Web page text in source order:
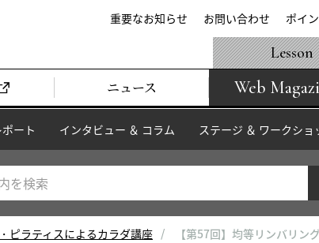
重要なお知らせ お問い合わせ ポイ
ニュース Web
Lesson
ート インタビュー ＆ コラム ステージ ＆ ワークショ
ピラティスによるカラダ講座 【第57回】均等リンバリン